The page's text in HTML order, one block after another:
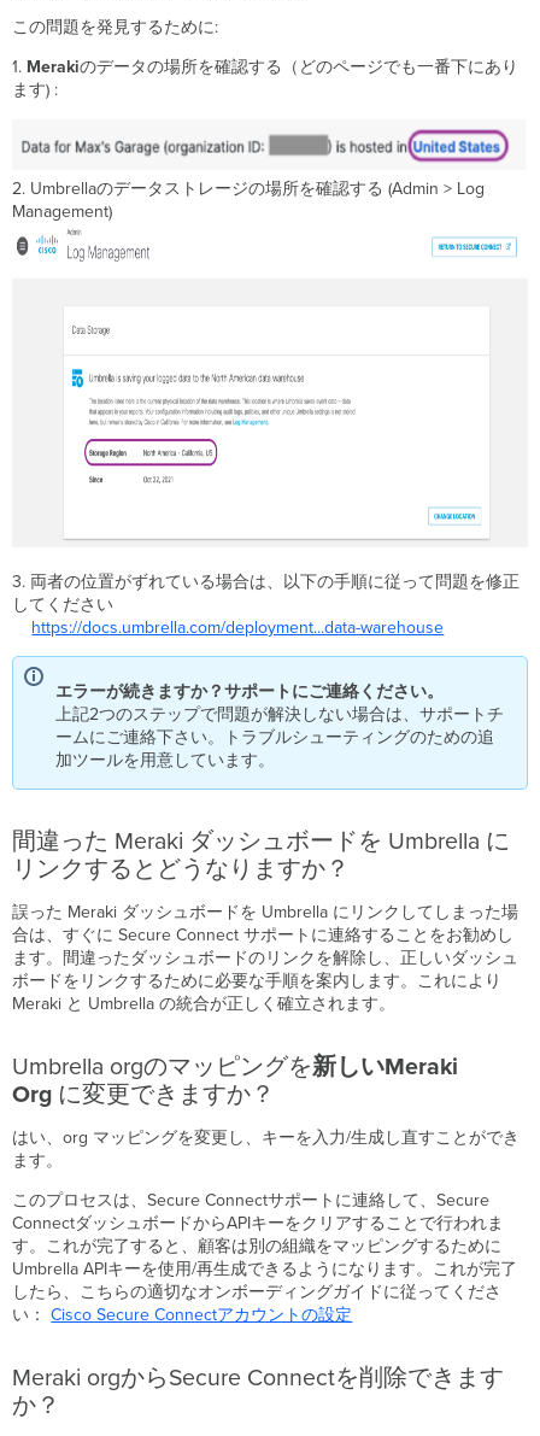
で
ま
Meraki
か
ら
Secure
Connect
除
き
か？
Secure
有
に
な
っ
て
る
Meraki
org
を
削
で
き
ま
す
か？
この問題を発見するために:
1. Merakiのデータの場所を確認する（どのページでも一番下にあり
ます) :
2. Umbrellaのデータストレージの場所を確認する (Admin > Log
Management)
3. 両者の位置がずれている場合は、以下の手順に従って問題を修正
してください
https://docs.umbrella.com/deployment...data-warehouse
エラーが続きますか？サポートにご連絡ください。
上記2つのステップで問題が解決しない場合は、サポートチ
ームにご連絡下さい。トラブルシューティングのための追
加ツールを用意しています。
間違った Meraki ダッシュボードを Umbrella に
リンクするとどうなりますか？
誤った Meraki ダッシュボードを Umbrella にリンクしてしまった場
合は、すぐに Secure Connect サポートに連絡することをお勧めし
ます。間違ったダッシュボードのリンクを解除し、正しいダッシュ
ボードをリンクするために必要な手順を案内します。これにより
Meraki と Umbrella の統合が正しく確立されます。
Umbrella orgのマッピングを新しいMeraki
Org に変更できますか？
はい、org マッピングを変更し、キーを入力/生成し直すことができ
ます。
このプロセスは、Secure Connectサポートに連絡して、Secure
ConnectダッシュボードからAPIキーをクリアすることで行われま
す。これが完了すると、顧客は別の組織をマッピングするために
Umbrella APIキーを使用/再生成できるようになります。これが完了
したら、こちらの適切なオンボーディングガイドに従ってくださ
い：Cisco Secure Connectアカウントの設定
Meraki orgからSecure Connectを削除できます
か？